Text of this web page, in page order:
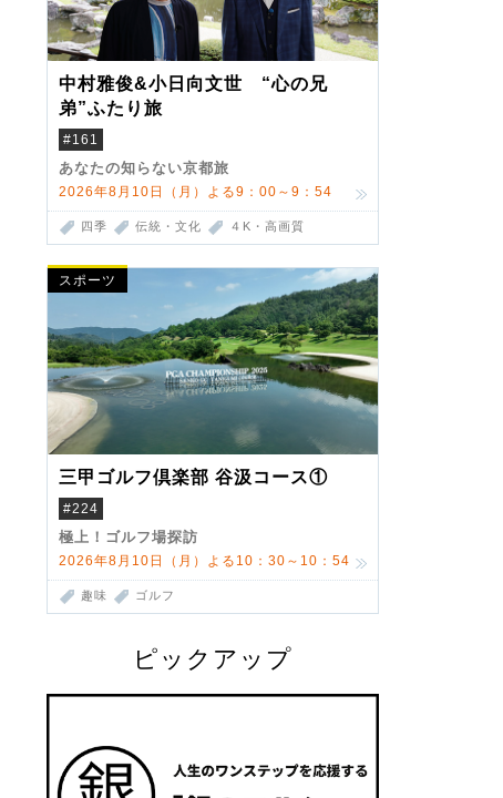
中村雅俊&小日向文世 “心の兄
弟”ふたり旅
#161
あなたの知らない京都旅
2026年8月10日（月）よる9：00～9：54
四季 伝統・文化 ４K・高画質
スポーツ
三甲ゴルフ倶楽部 谷汲コース①
#224
極上！ゴルフ場探訪
2026年8月10日（月）よる10：30～10：54
趣味 ゴルフ
ピックアップ